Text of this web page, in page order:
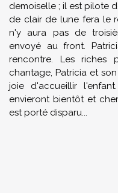
demoiselle ; il est pilote
de clair de lune fera le
n'y aura pas de
envoyé au front.
rencontre. Les riches
chantage, Patricia et
joie d'accueillir
envieront bientôt et
est porté disparu...